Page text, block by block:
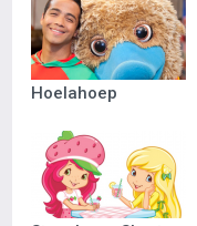
Hoelahoep